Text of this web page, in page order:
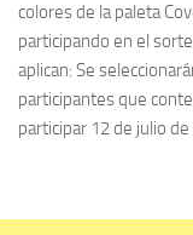
colores de la paleta
participando en el
aplican: Se
participantes que
participar 12 de julio